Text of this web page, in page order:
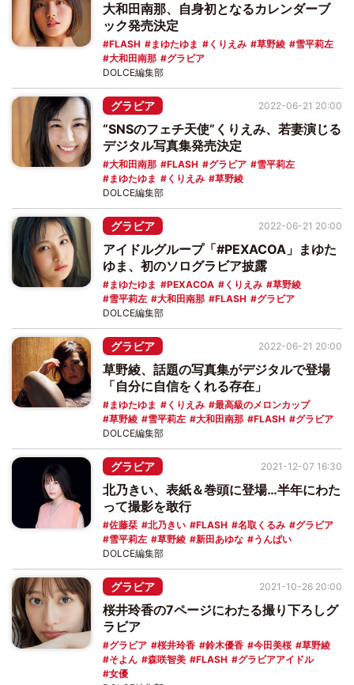
大和田南那、自身初となるカレンダーブ
ック発売決定
FLASH まゆたゆま くりえみ 草野綾
雪平莉左
大和田南那
グラビア
DOLCE編集部
グラビア
“SNSのフェチ天使”くりえみ、若妻演じる
デジタル写真集発売決定
大和田南那 FLASH グラビア
雪平莉左
まゆたゆま
くりえみ 草野綾
2022-06-21 20:00
DOLCE編集部
グラビア
アイドルグループ「#PEXACOA」まゆた
ゆま、初のソログラビア披露
まゆたゆま PEXACOA くりえみ
草野綾
雪平莉左
大和田南那 FLASH グラビア
2022-06-21 20:00
DOLCE編集部
グラビア
草野綾、話題の写真集がデジタルで登場
「自分に自信をくれる存在」
まゆたゆま くりえみ
最高級のメロンカップ
草野綾
雪平莉左 大和田南那 FLASH グラビア
2022-06-21 20:00
DOLCE編集部
グラビア
北乃きい、表紙＆巻頭に登場…半年にわた
って撮影を敢行
佐藤栞 北乃きい FLASH 名取くるみ
グラビア
雪平莉左
草野綾 新田あゆな うんぱい
2021-12-07 16:30
DOLCE編集部
グラビア
桜井玲香の7ページにわたる撮り下ろしグ
ラビア
グラビア 桜井玲香 鈴木優香 今田美桜
草野綾
そよん
森咲智美 FLASH
グラビアアイドル
女優
2021-10-26 20:00